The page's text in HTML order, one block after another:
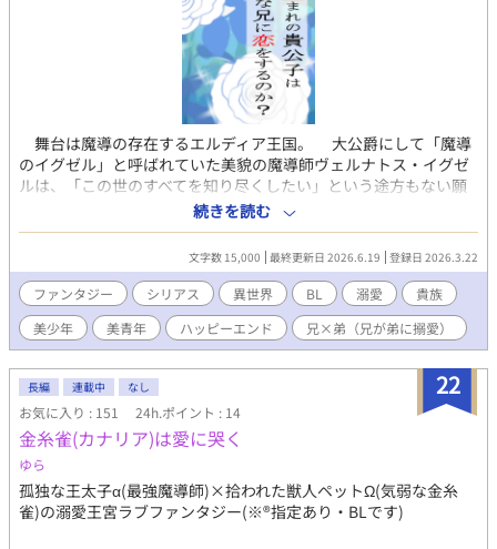
舞台は魔導の存在するエルディア王国。 大公爵にして「魔導
のイグゼル」と呼ばれていた美貌の魔導師ヴェルナトス・イグゼ
ルは、「この世のすべてを知り尽くしたい」という途方もない願
望を抱いていた。 不良長寿を会得した自らの寿命の終わりと、
人類の限界を感じたヴェルナトスは、魔導の術式と自身の血液を
用いて人工生命体であるノークシスを創り出し、語るのも悍まし
いほどの改造を行った。 その結果、ノークシスは常人を遥かに
超えた知能を持つ存在、「叡智」へと変容していく。 一方、彼
に才能を見出され養子となった元貴族庶子のルキレシオンは、養
父ヴェルナトスの禁忌を犯した行為に慄きながらも、弟であるノ
ークシスを守り育てるうちに、次第に深く彼を愛するようになっ
ていく。 ……そしてノークシスもまた、ルキレシオンという存
在を「絶対にして唯一信頼可能な存在」として認識し、彼なりの
言葉と仕草で心を寄り添わせ始めるのだった。 イグゼル大公爵
の兄ルキレシオン×人工生命体の弟ノークシス。血の繋がりのな
い兄弟の繰り広げる異世界ファンタジーBL小説。ハッピーエン
ド、念のためＲ１５指定。１８禁になるかは未定です。 ※すぐ
くっ付きません。兄×弟。リバはありません。 ※「各話ぴった
り１０００文字にする」という鬼畜縛りプレイ実施中。
続きを読む
文字数 15,000 最終更新日 2026.6.19 登録日 2026.3.22
ファンタジー シリアス 異世界 BL 溺愛
貴族
美少年
美青年 ハッピーエンド 兄×弟（兄が弟に搦愛）
22
長編 連載中 なし
お気に入り : 151 24h.ポイント : 14
金糸雀(カナリア)は愛に哭く
ゆら
孤独な王太子α(最強魔導師)×拾われた獣人ペットΩ(気弱な金糸
雀)の溺愛王宮ラブファンタジー(※®️指定あり・BLです)